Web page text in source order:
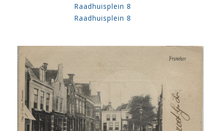
Raadhuisplein 8
Raadhuisplein 8